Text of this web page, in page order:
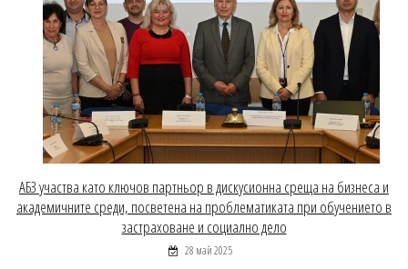
АБЗ участва като ключов партньор в дискусионна среща на бизнеса и
академичните среди, посветена на проблематиката при обучението в
застраховане и социално дело
28 май 2025